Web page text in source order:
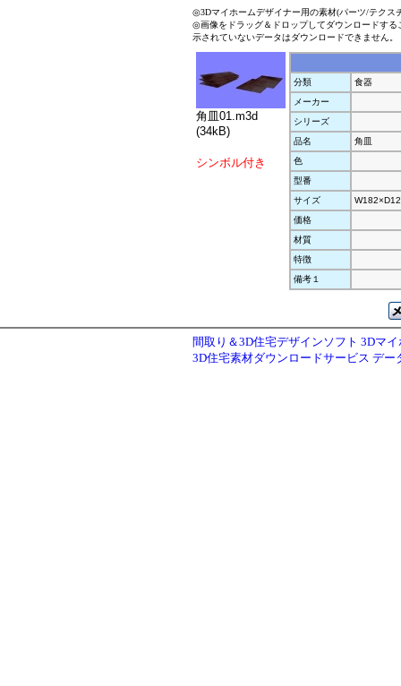
◎3Dマイホームデザイナー用の素材(パーツ/テクス
◎画像をドラッグ＆ドロップしてダウンロードす
示されていないデータはダウンロードできません。
角皿01.m3d
(34kB)
シンボル付き
分類
食器
メーカー
シリーズ
品名
角皿
色
型番
サイズ
価格
材質
特徴
備考１
間取り＆3D住宅デザインソフト 3Dマ
3D住宅素材ダウンロードサービス デー